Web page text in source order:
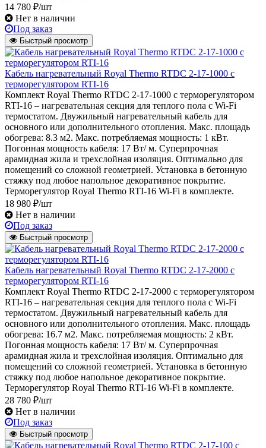
14 780 ₽/шт
Нет в наличии
Под заказ
Быстрый просмотр
Кабель нагревательный Royal Thermo RTDC 2-17-1000 с
терморегулятором RTI-16
Комплект Royal Thermo RTDC 2-17-1000 с терморегулятором
RTI-16 – нагревательная секция для теплого пола с Wi-Fi
термостатом. Двужильный нагревательный кабель для
основного или дополнительного отопления. Макс. площадь
обогрева: 8.3 м2. Макс. потребляемая мощность: 1 кВт.
Погонная мощность кабеля: 17 Вт/ м. Суперпрочная
арамидная жила и трехслойная изоляция. Оптимально для
помещений со сложной геометрией. Установка в бетонную
стяжку под любое напольное декоративное покрытие.
Терморегулятор Royal Thermo RTI-16 Wi-Fi в комплекте.
18 980 ₽/шт
Нет в наличии
Под заказ
Быстрый просмотр
Кабель нагревательный Royal Thermo RTDC 2-17-2000 с
терморегулятором RTI-16
Комплект Royal Thermo RTDC 2-17-2000 с терморегулятором
RTI-16 – нагревательная секция для теплого пола с Wi-Fi
термостатом. Двужильный нагревательный кабель для
основного или дополнительного отопления. Макс. площадь
обогрева: 16.7 м2. Макс. потребляемая мощность: 2 кВт.
Погонная мощность кабеля: 17 Вт/ м. Суперпрочная
арамидная жила и трехслойная изоляция. Оптимально для
помещений со сложной геометрией. Установка в бетонную
стяжку под любое напольное декоративное покрытие.
Терморегулятор Royal Thermo RTI-16 Wi-Fi в комплекте.
28 780 ₽/шт
Нет в наличии
Под заказ
Быстрый просмотр